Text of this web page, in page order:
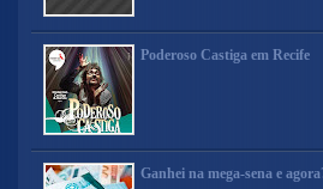
Poderoso Castiga em Recife
Ganhei na mega-sena e